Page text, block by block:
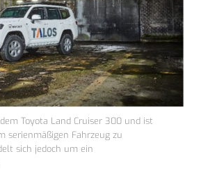
Toyota Land Cruiser 300 und ist
serienmäßigen Fahrzeug zu
sich jedoch um ein